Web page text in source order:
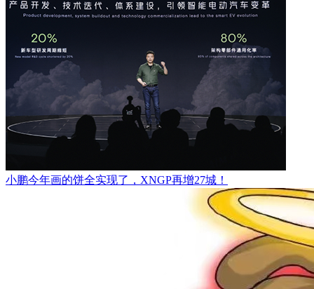
小鹏今年画的饼全实现了，XNGP再增27城！